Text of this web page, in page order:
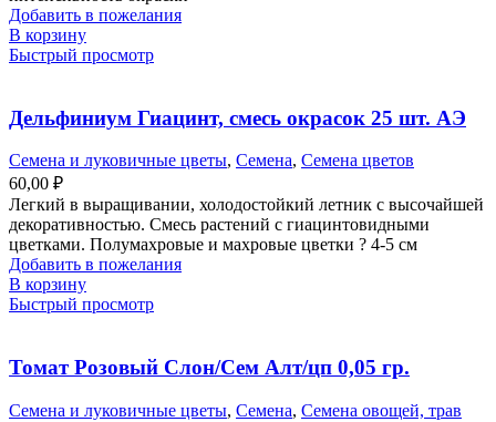
Добавить в пожелания
В корзину
Быстрый просмотр
Дельфиниум Гиацинт, смесь окрасок 25 шт. АЭ
Семена и луковичные цветы, Семена, Семена цветов
60,00 ₽
Легкий в выращивании, холодостойкий летник с высочайшей
декоративностью. Смесь растений с гиацинтовидными
цветками. Полумахровые и махровые цветки ? 4-5 см
Добавить в пожелания
В корзину
Быстрый просмотр
Томат Розовый Слон/Сем Алт/цп 0,05 гр.
Семена и луковичные цветы, Семена, Семена овощей, трав